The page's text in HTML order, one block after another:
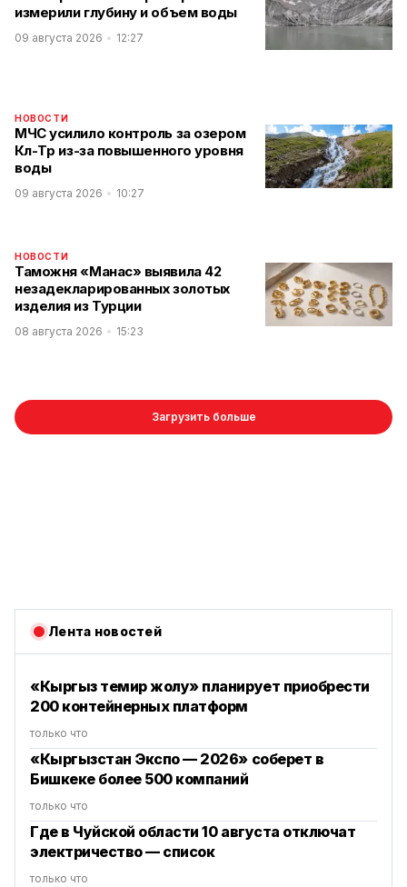
измерили глубину и объем воды
09 августа 2026 12:27
НОВОСТИ
МЧС усилило контроль за озером
Көл-Төр из-за повышенного уровня
воды
09 августа 2026 10:27
НОВОСТИ
Таможня «Манас» выявила 42
незадекларированных золотых
изделия из Турции
08 августа 2026 15:23
Загрузить больше
Лента новостей
«Кыргыз темир жолу» планирует приобрести
200 контейнерных платформ
только что
«Кыргызстан Экспо — 2026» соберет в
Бишкеке более 500 компаний
только что
Где в Чуйской области 10 августа отключат
электричество — список
только что